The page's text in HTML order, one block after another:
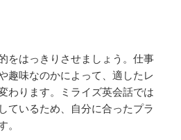
をはっきりさせましょう。仕事
趣味なのかによって、適したレ
わります。ミライズ英会話では
ているため、自分に合ったプラ
。